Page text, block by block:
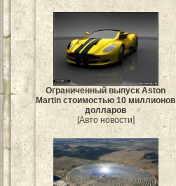
Ограниченный выпуск Aston
Martin стоимостью 10 миллионов
долларов
[Авто новости]